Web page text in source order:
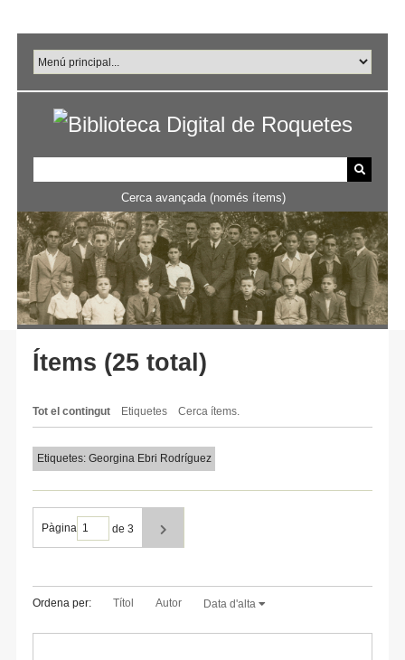
principal
Cerca avançada (només ítems)
Ítems (25 total)
Tot el contingut Etiquetes Cerca ítems.
Etiquetes: Georgina Ebri Rodríguez
Pàgina de 3
Ordena per: Títol Autor Data d'alta